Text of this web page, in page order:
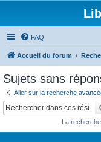
FAQ
Accueil du forum
Sujets sans
Aller sur la recherche
La